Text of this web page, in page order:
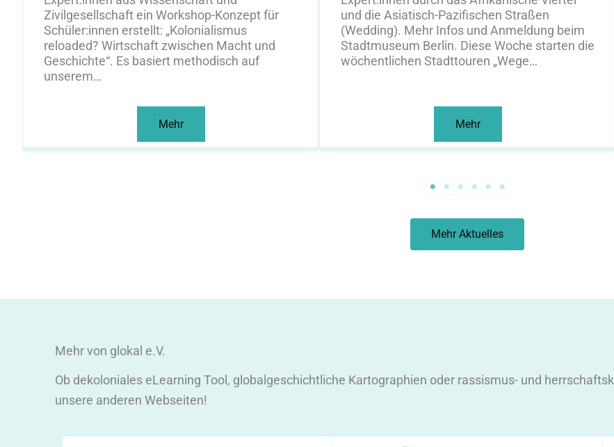
Zivilgesellschaft ein Workshop-Konzept für
Schüler:innen erstellt: „Kolonialismus
reloaded? Wirtschaft zwischen Macht und
Geschichte“. Es basiert methodisch auf
unserem…
Mehr
und die Asiatisch-Pazifischen Straßen
(Wedding). Mehr Infos und Anmeldung beim
Stadtmuseum Berlin. Diese Woche starten die
wöchentlichen Stadttouren „Wege…
Mehr
Mehr Aktuelles
Mehr von glokal e.V.
Ob dekoloniales eLearning Tool, globalgeschichtliche Kartographien oder rassismus- und
unsere anderen Webseiten!